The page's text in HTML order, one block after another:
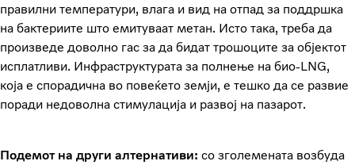
правилни температури, влага и вид на отпад за поддршка
на бактериите што емитуваат метан. Исто така, треба да
произведе доволно гас за да бидат трошоците за објектот
исплатливи. Инфраструктурата за полнење на био-LNG,
која е спорадична во повеќето земји, е тешко да се развие
поради недоволна стимулација и развој на пазарот.
Подемот на други алтернативи: со зголемената возбуда